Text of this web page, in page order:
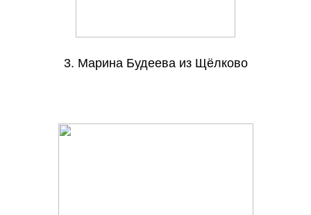
3. Марина Будеева из Щёлково